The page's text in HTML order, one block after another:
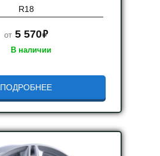
R18
от 5 570руб.
В наличии
ПОДРОБНЕЕ